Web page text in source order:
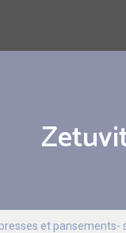
et pansements-